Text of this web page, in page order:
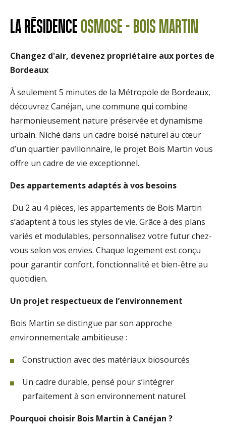
LA RÉSIDENCE OSMOSE - BOIS MARTIN
Changez d'air, devenez propriétaire aux portes de
Bordeaux
À seulement 5 minutes de la Métropole de Bordeaux,
découvrez Canéjan, une commune qui combine
harmonieusement nature préservée et dynamisme
urbain. Niché dans un cadre boisé naturel au cœur
d’un quartier pavillonnaire, le projet Bois Martin vous
offre un cadre de vie exceptionnel.
Des appartements adaptés à vos besoins
Du 2 au 4 pièces, les appartements de Bois Martin
s’adaptent à tous les styles de vie. Grâce à des plans
variés et modulables, personnalisez votre futur chez-
vous selon vos envies. Chaque logement est conçu
pour garantir confort, fonctionnalité et bien-être au
quotidien.
Un projet respectueux de l’environnement
Bois Martin se distingue par son approche
environnementale ambitieuse :
Construction avec des matériaux biosourcés
Un cadre durable, pensé pour s’intégrer
parfaitement à son environnement naturel.
Pourquoi choisir Bois Martin à Canéjan ?